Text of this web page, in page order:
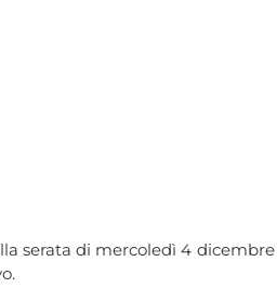
serata di mercoledì 4